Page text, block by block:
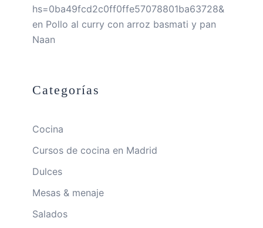
hs=0ba49fcd2c0ff0ffe57078801ba63728&
en Pollo al curry con arroz basmati y pan
Naan
Categorías
Cocina
Cursos de cocina en Madrid
Dulces
Mesas & menaje
Salados